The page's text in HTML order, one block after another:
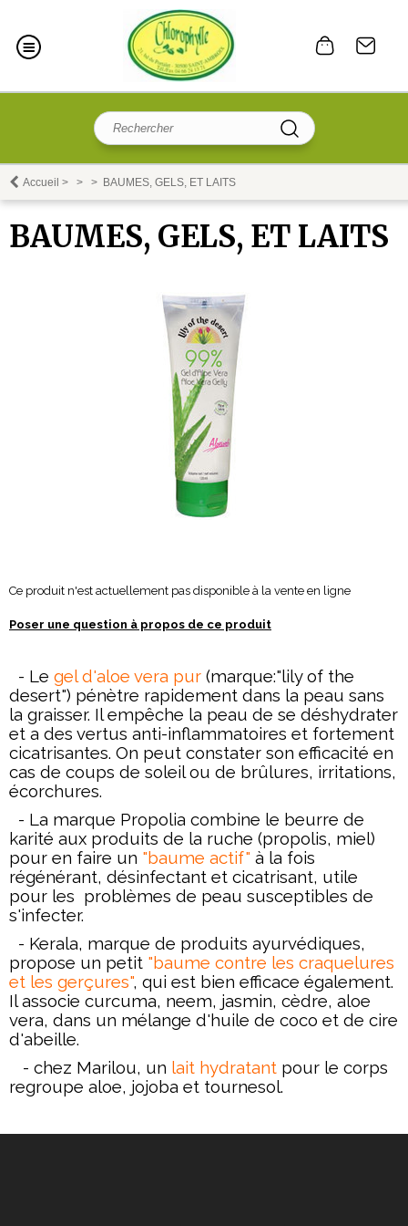
Accueil > > > BAUMES, GELS, ET LAITS
BAUMES, GELS, ET LAITS
Ce produit n'est actuellement pas disponible à la vente en ligne
Poser une question à propos de ce produit
- Le gel d'aloe vera pur (marque:"lily of the
desert") pénètre rapidement dans la peau sans
la graisser. Il empêche la peau de se déshydrater
et a des vertus anti-inflammatoires et fortement
cicatrisantes. On peut constater son efficacité en
cas de coups de soleil ou de brûlures, irritations,
écorchures.
- La marque Propolia combine le beurre de
karité aux produits de la ruche (propolis, miel)
pour en faire un "baume actif" à la fois
régénérant, désinfectant et cicatrisant, utile
pour les problèmes de peau susceptibles de
s'infecter.
- Kerala, marque de produits ayurvédiques,
propose un petit "baume contre les craquelures
et les gerçures", qui est bien efficace également.
Il associe curcuma, neem, jasmin, cèdre, aloe
vera, dans un mélange d'huile de coco et de cire
d'abeille.
- chez Marilou, un lait hydratant pour le corps
regroupe aloe, jojoba et tournesol.